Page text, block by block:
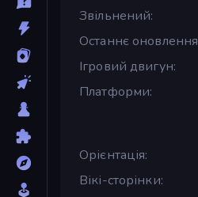
Звільнений
Останнє оновлення
Ігровий двигун
Платформи
Орієнтація
Вікі-сторінки